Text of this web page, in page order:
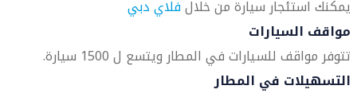
يمكنك استئجار سيارة من خلالفلاي دبي
مواقف السيارات
تتوفر مواقف للسيارات في المطار ويتسع ل 1500 سيارة.
التسهيلات في المطار